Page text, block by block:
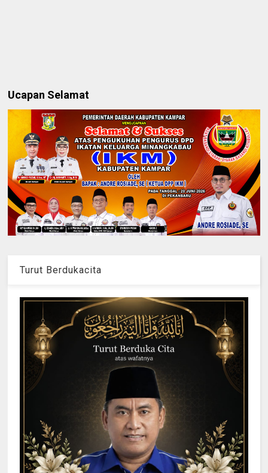
Ucapan Selamat
Turut Berdukacita